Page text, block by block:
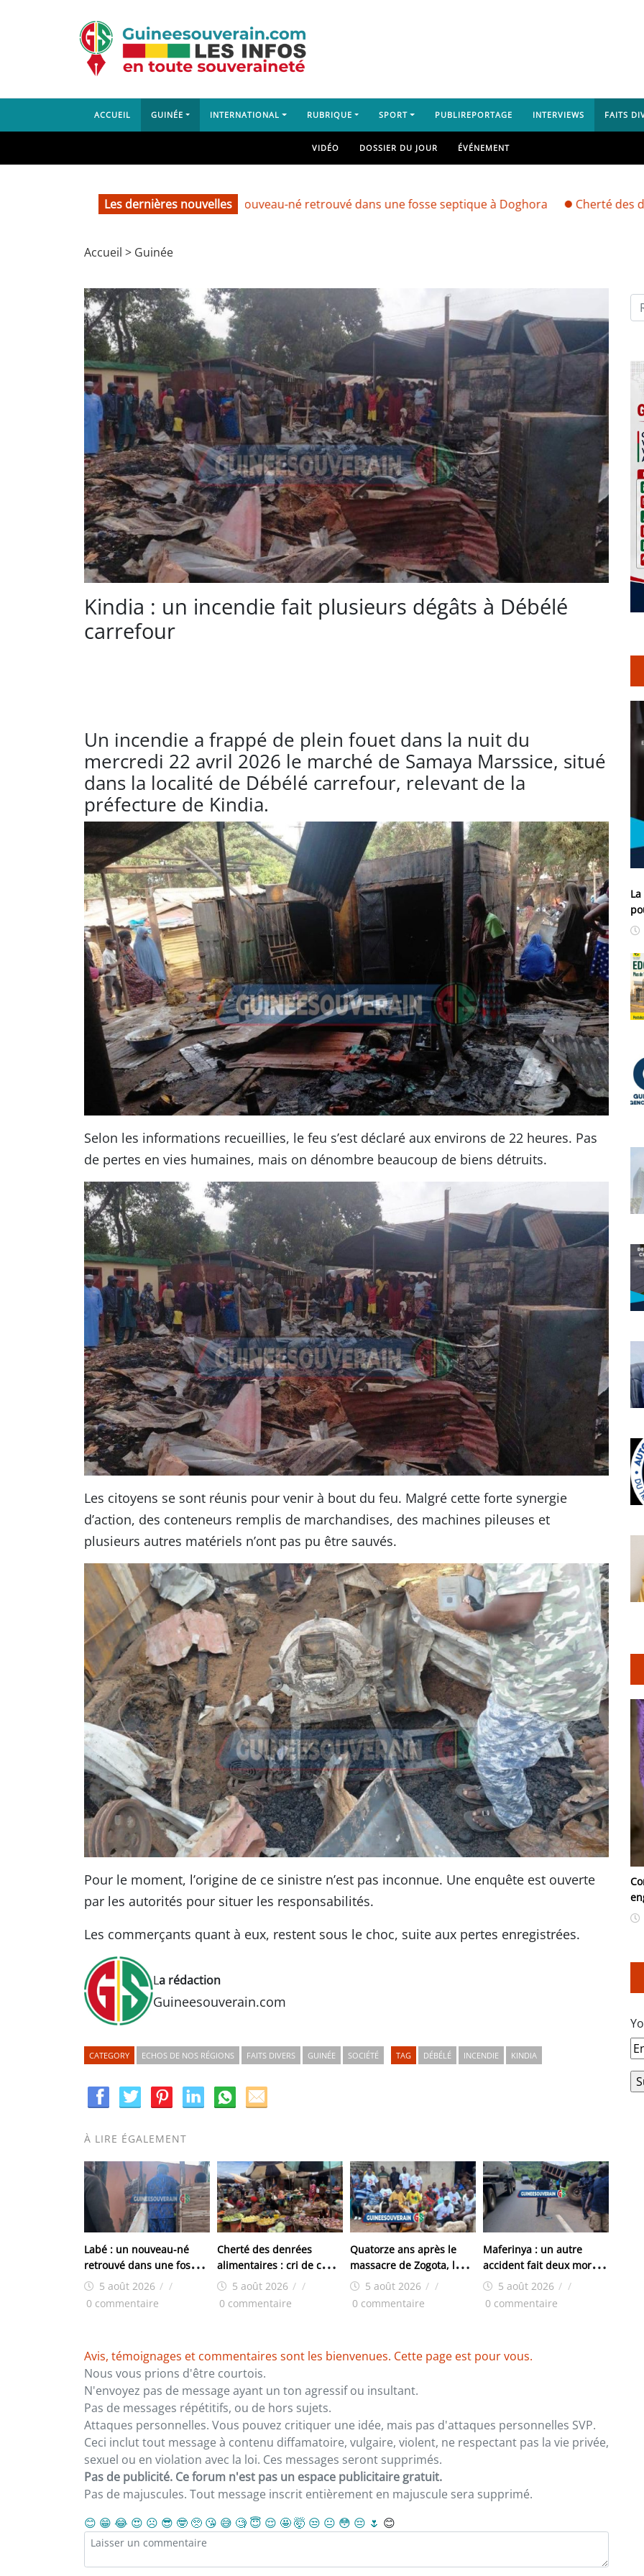
ACCUEIL GUINÉE INTERNATIONAL RUBRIQUE SPORT PUBLIREPORTAGE INTERVIEWS FAITS
VIDÉO DOSSIER DU JOUR ÉVÉNEMENT
Les dernières nouvelles
Labé : un nouveau-né retrouvé dans une fosse septique à Doghora Cherté des denrées
Accueil > Guinée
Kindia : un incendie fait plusieurs dégâts à Débélé
carrefour
Un incendie a frappé de plein fouet dans la nuit du
mercredi 22 avril 2026 le marché de Samaya Marssice, situé
dans la localité de Débélé carrefour, relevant de la
préfecture de Kindia.
Selon les informations recueillies, le feu s’est déclaré aux environs de 22 heures. Pas
de pertes en vies humaines, mais on dénombre beaucoup de biens détruits.
Les citoyens se sont réunis pour venir à bout du feu. Malgré cette forte synergie
d’action, des conteneurs remplis de marchandises, des machines pileuses et
plusieurs autres matériels n’ont pas pu être sauvés.
Pour le moment, l’origine de ce sinistre n’est pas inconnue. Une enquête est ouverte
par les autorités pour situer les responsabilités.
Les commerçants quant à eux, restent sous le choc, suite aux pertes enregistrées.
La rédaction
Guineesouverain.com
CATEGORY ECHOS DE NOS RÉGIONS FAITS DIVERS GUINÉE SOCIÉTÉ TAG DÉBÉLÉ INCENDIE KINDIA
À LIRE ÉGALEMENT
Labé : un nouveau-né
retrouvé dans une fosse
septique à Doghora
5 août 2026 / /
0 commentaire
Cherté des denrées
alimentaires : cri de cœur
des femmes du marché
5 août 2026 / /
0 commentaire
Quatorze ans après le
massacre de Zogota, les
familles des victimes
réclament toujours
5 août 2026 / /
0 commentaire
Maferinya : un autre
accident fait deux morts à
Yoroyah
5 août 2026 / /
0 commentaire
Avis, témoignages et commentaires sont les bienvenues. Cette page est pour vous.
Nous vous prions d'être courtois.
N'envoyez pas de message ayant un ton agressif ou insultant.
Pas de messages répétitifs, ou de hors sujets.
Attaques personnelles. Vous pouvez critiquer une idée, mais pas d'attaques personnelles SVP.
Ceci inclut tout message à contenu diffamatoire, vulgaire, violent, ne respectant pas la vie privée,
sexuel ou en violation avec la loi. Ces messages seront supprimés.
Pas de publicité. Ce forum n'est pas un espace publicitaire gratuit.
Pas de majuscules. Tout message inscrit entièrement en majuscule sera supprimé.
😊 😁 😂 😍 ☹️ 😎 🤓 🥺 😘 😅 🧐 😇 😌 🤩🤯 😒 😐 😳 😔 🌷 😊